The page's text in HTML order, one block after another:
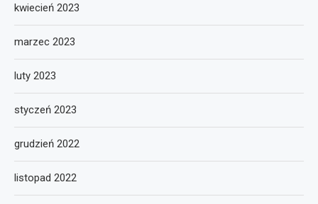
kwiecień 2023
marzec 2023
luty 2023
styczeń 2023
grudzień 2022
listopad 2022